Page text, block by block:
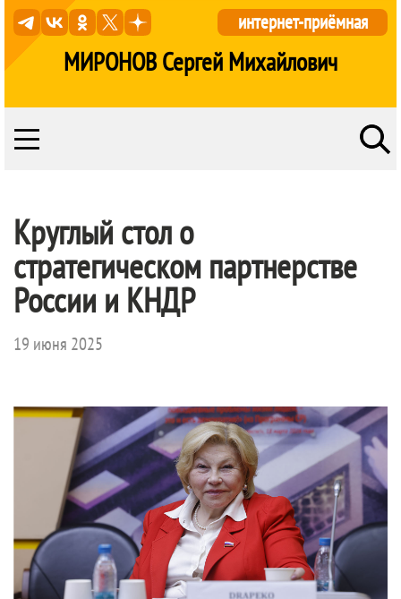
МИРОНОВ Сергей Михайлович
интернет-приёмная
Круглый стол о
стратегическом партнерстве
России и КНДР
19 июня 2025